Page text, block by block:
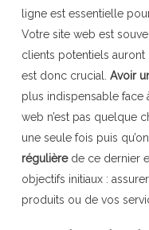
ligne est essentielle
Votre site web est
clients potentiels
est donc crucial. Avoir
plus indispensable face
web n’est pas quelque
une seule fois puis
régulièrede ce dernier
objectifs initiaux :
produits ou de vos